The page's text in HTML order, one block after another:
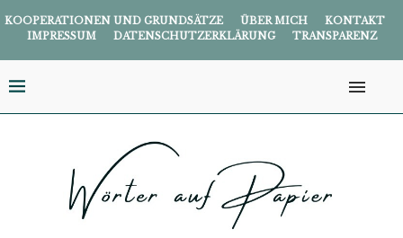
KOOPERATIONEN UND GRUNDSÄTZE ÜBER MICH
KONTAKT
IMPRESSUM
DATENSCHUTZERKLÄRUNG TRANSPARENZ